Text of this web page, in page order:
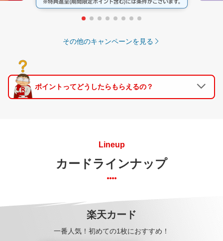
その他のキャンペーンを見る
ポイントってどうしたらもらえるの？
Lineup
カードラインナップ
楽天カード
一番人気！初めての1枚におすすめ！